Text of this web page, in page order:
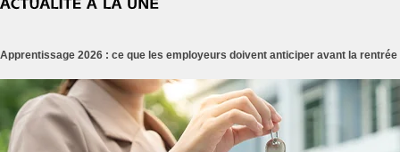
Apprentissage 2026 : ce que les employeurs doivent anticiper avant la rentrée